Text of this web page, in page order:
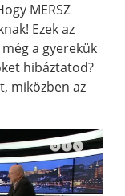
MERSZ
Ezek az
a gyerekük
hibáztatod?
miközben az